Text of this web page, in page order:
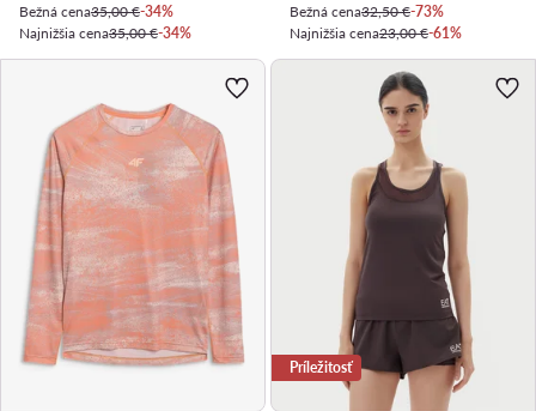
Bežná cena35,00 €-34%
Najnižšia cena35,00 €-34%
Bežná cena32,50 €-73%
Najnižšia cena23,00 €-61%
Príležitosť